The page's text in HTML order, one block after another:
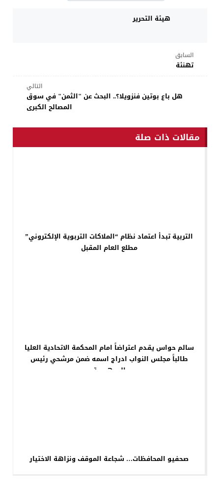
هيئة التحرير
السابق
تهنئة
التالي
هل باع بوتين فنزويلا؟.. البحث عن "الثمن" في سوق
المصالح الكبرى
مقالات ذات صلة
التربية تبدأ اعتماد نظام “الملاكات التربوية الإلكتروني”
مطلع العام المقبل
سالم حواس يقدم اعتراضاً امام المحكمة الاتحادية العليا
طالباً مجلس النواب ادراج اسمه ضمن مرشحي رئيس
الجمهورية
صحفيو المحافظات… شجاعة الموقف ونزاهة الاختيار